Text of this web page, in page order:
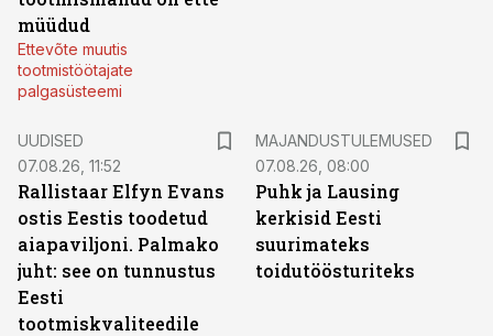
müüdud
Ettevõte muutis
tootmistöötajate
palgasüsteemi
UUDISED
07.08.26, 11:52
Rallistaar Elfyn Evans
ostis Eestis toodetud
aiapaviljoni. Palmako
juht: see on tunnustus
Eesti
tootmiskvaliteedile
MAJANDUSTULEMUSED
07.08.26, 08:00
Puhk ja Lausing
kerkisid Eesti
suurimateks
toidutöösturiteks